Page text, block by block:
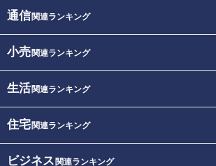
通信関連ランキング
小売関連ランキング
生活関連ランキング
住宅関連ランキング
ビジネス 関連ランキング